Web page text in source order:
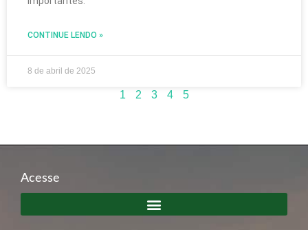
CONTINUE LENDO »
8 de abril de 2025
1 2 3 4 5
Acesse